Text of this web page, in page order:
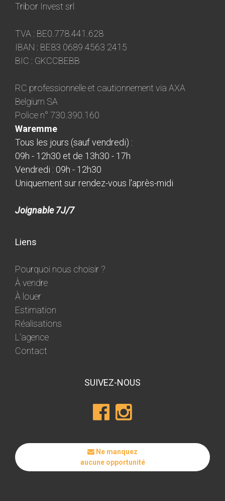
Tribor Invest srl
TVA : BE0.778.441.628
IBAN : BE83 0689 4563 2415
BIC : GKCCBEBB
RC professionnelle et cautionnement via AXA
Belgium SA
Police n° 730.390.160
Waremme
Tous les jours (sauf vendredi) :
09h - 12h30 et de 13h30 - 17h
Vendredi : 09h - 12h30
Uniquement sur rendez-vous l'après-midi
Joignable 7J/7
Liens
Pourquoi nous choisir ?
À vendre
À louer
Estimation
Réalisations
L'agence
Contact
SUIVEZ-NOUS
Ne manquez
aucune opportunité